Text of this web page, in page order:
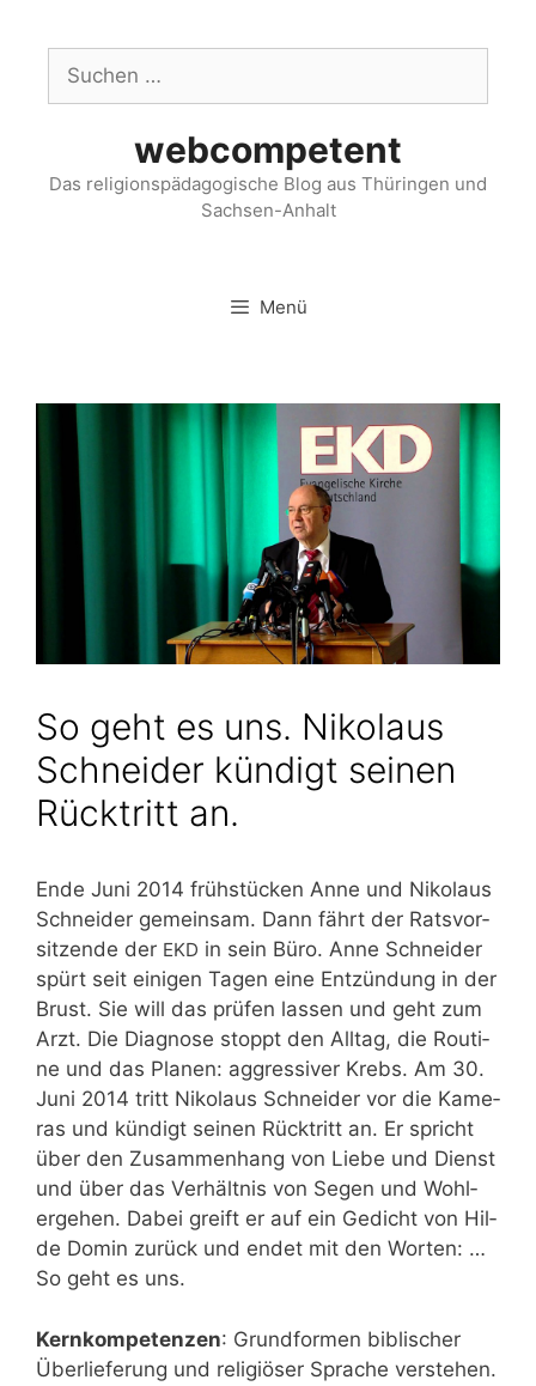
webcompetent
Das religionspädagogische Blog aus Thüringen und
Sachsen-Anhalt
Menü
So geht es uns. Nikolaus
Schneider kündigt seinen
Rücktritt an.
Ende Juni 2014 früh­stü­cken Anne und Niko­laus
Schnei­der gemein­sam. Dann fährt der Rats­vor­
sit­zen­de der EKD in sein Büro. Anne Schnei­der
spürt seit eini­gen Tagen eine Ent­zün­dung in der
Brust. Sie will das prü­fen las­sen und geht zum
Arzt. Die Dia­gno­se stoppt den All­tag, die Rou­ti­
ne und das Pla­nen: aggres­si­ver Krebs. Am 30.
Juni 2014 tritt Niko­laus Schnei­der vor die Kame­
ras und kün­digt sei­nen Rück­tritt an. Er spricht
über den Zusam­men­hang von Lie­be und Dienst
und über das Ver­hält­nis von Segen und Wohl­
erge­hen. Dabei greift er auf ein Gedicht von Hil­
de Domin zurück und endet mit den Wor­ten: …
So geht es uns.
Kern­kom­pe­ten­zen: Grund­for­men bibli­scher
Über­lie­fe­rung und reli­giö­ser Spra­che verstehen.